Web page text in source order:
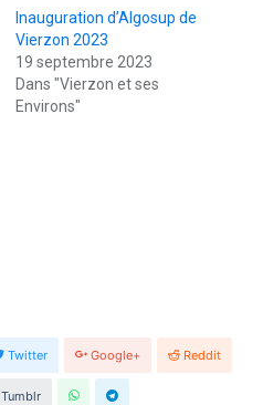
Inauguration d’Algosup de
Vierzon 2023
19 septembre 2023
Dans "Vierzon et ses
Environs"
Twitter Google+ Reddit
Tumblr